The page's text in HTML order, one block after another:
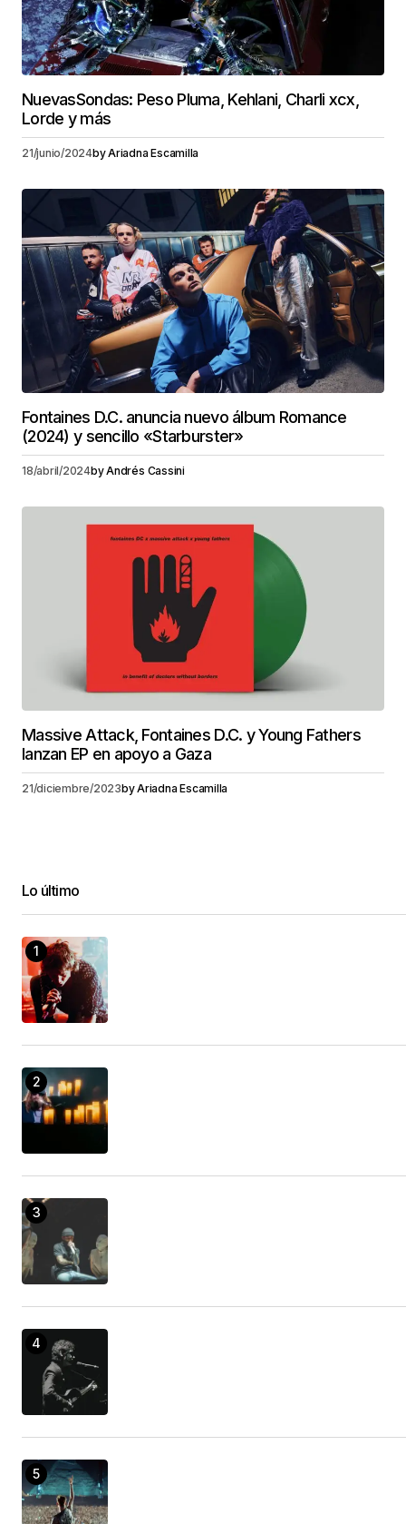
NuevasSondas: Peso Pluma, Kehlani, Charli xcx,
Lorde y más
21/junio/2024byAriadna Escamilla
Fontaines D.C. anuncia nuevo álbum Romance
(2024) y sencillo «Starburster»
18/abril/2024byAndrés Cassini
Massive Attack, Fontaines D.C. y Young Fathers
lanzan EP en apoyo a Gaza
21/diciembre/2023byAriadna Escamilla
Lo último